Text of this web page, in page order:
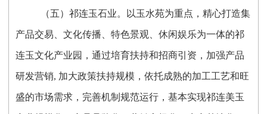
（五）祁连玉石业。以玉水苑为重点，精心打造集
产品交易、文化传播、特色景观、休闲娱乐为一体的祁
连玉文化产业园，通过培育扶持和招商引资，加强产品
研发营销, 加大政策扶持规模，依托成熟的加工工艺和旺
盛的市场需求，完善机制规范运行，基本实现祁连美玉